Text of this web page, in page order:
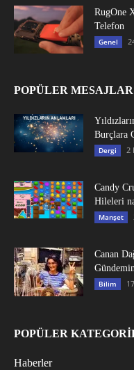
RugOne
Telefon
Genel
POPÜLER MESAJLAR
Burçlara
Dergi 2
Candy
Hileleri
Manşet
Canan
Bilim
POPÜLER
Haberler